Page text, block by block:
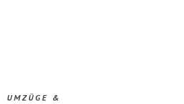
UMZÜGE &